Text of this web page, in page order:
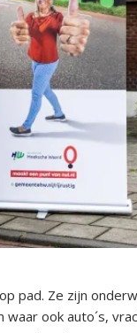
pad. Ze zijn
ook auto´s,